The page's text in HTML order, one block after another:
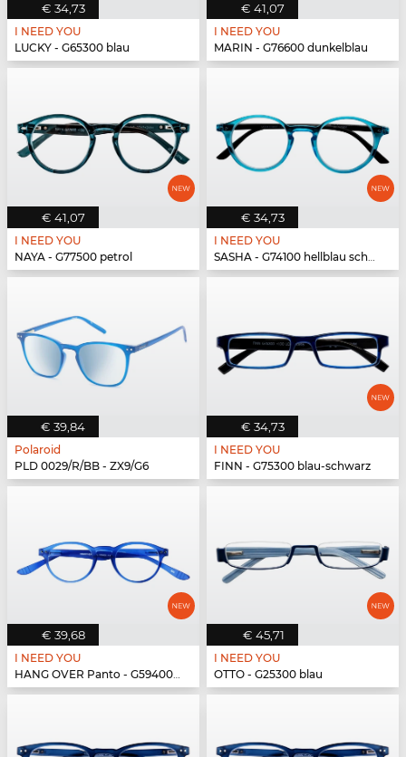
€ 34,73
I NEED YOU
LUCKY - G65300 blau
€ 41,07
I NEED YOU
MARIN - G76600 dunkelblau
€ 41,07
I NEED YOU
NAYA - G77500 petrol
€ 34,73
I NEED YOU
SASHA - G74100 hellblau schwarz
€ 39,84
Polaroid
PLD 0029/R/BB - ZX9/G6
€ 34,73
I NEED YOU
FINN - G75300 blau-schwarz
€ 39,68
I NEED YOU
HANG OVER Panto - G59400 blau
€ 45,71
I NEED YOU
OTTO - G25300 blau